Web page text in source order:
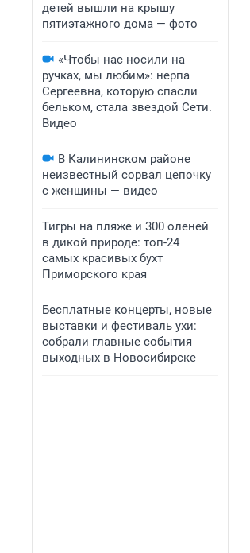
детей вышли на крышу
пятиэтажного дома — фото
«Чтобы нас носили на
ручках, мы любим»: нерпа
Сергеевна, которую спасли
бельком, стала звездой Сети.
Видео
В Калининском районе
неизвестный сорвал цепочку
с женщины — видео
Тигры на пляже и 300 оленей
в дикой природе: топ-24
самых красивых бухт
Приморского края
Бесплатные концерты, новые
выставки и фестиваль ухи:
собрали главные события
выходных в Новосибирске